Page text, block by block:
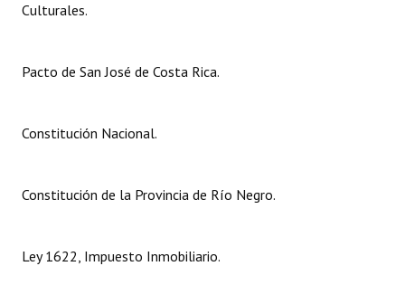
Informes de Gestión
Ejecución Presupuestaria
Culturales.
Pacto de San José de Costa Rica.
Constitución Nacional.
Constitución de la Provincia de Río Negro.
Ley 1622, Impuesto Inmobiliario.